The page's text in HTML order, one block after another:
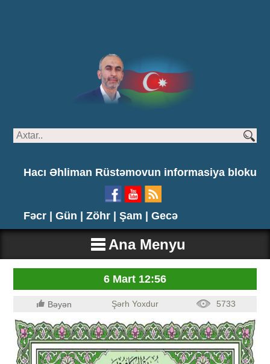
Hacı Əhliman Rüstəmovun informasiya bloku
Fəcr | Gün | Zöhr | Şam | Gecə
Ana Menyu
6 Mart 12:56
Bəyən Şərh Yoxdur 5733